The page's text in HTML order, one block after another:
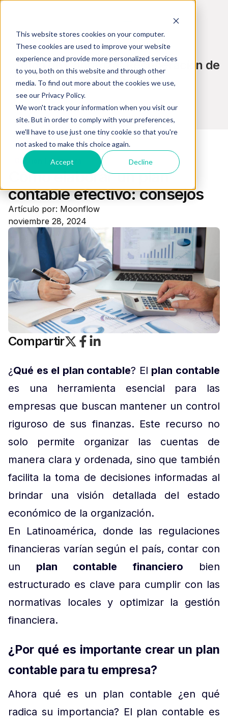
This website stores cookies on your computer.
These cookies are used to improve your website
experience and provide more personalized services
to you, both on this website and through other
media. To find out more about the cookies we use,
see our Privacy Policy.
We won't track your information when you visit our
site. But in order to comply with your preferences,
we'll have to use just one tiny cookie so that you're
not asked to make this choice again.
Accept Decline
Blog de Cobranza, Recuperación de
Pagos y Tecnología
Gestión Financiera
Cómo elaborar un plan
contable efectivo: consejos
Artículo por: Moonflow
noviembre 28, 2024
Compartir
¿Qué es el plan contable? El plan contable
es una herramienta esencial para las
empresas que buscan mantener un control
riguroso de sus finanzas. Este recurso no
solo permite organizar las cuentas de
manera clara y ordenada, sino que también
facilita la toma de decisiones informadas al
brindar una visión detallada del estado
económico de la organización.
En Latinoamérica, donde las regulaciones
financieras varían según el país, contar con
un plan contable financiero bien
estructurado es clave para cumplir con las
normativas locales y optimizar la gestión
financiera.
¿Por qué es importante crear un plan
contable para tu empresa?
Ahora qué es un plan contable ¿en qué
radica su importancia? El plan contable es